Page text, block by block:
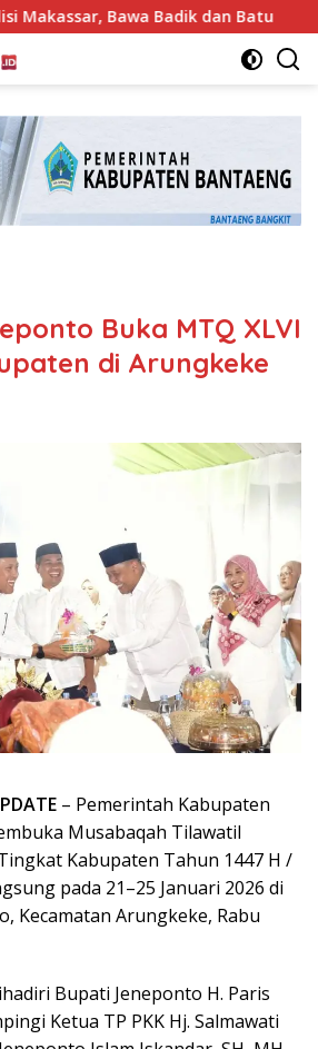
Bawa Badik dan Batu
Buka MTQ XLVI
di Arungkeke
– Pemerintah Kabupaten
Musabaqah Tilawatil
Kabupaten Tahun 1447 H /
pada 21–25 Januari 2026 di
Kecamatan Arungkeke, Rabu
Bupati Jeneponto H. Paris
Ketua TP PKK Hj. Salmawati